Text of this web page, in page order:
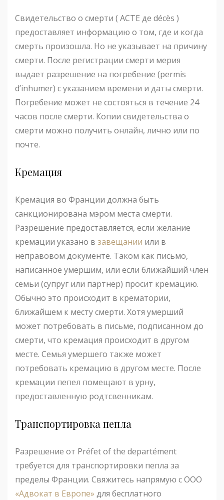
Свидетельство о смерти ( ACTE де décès )
предоставляет информацию о том, где и когда
смерть произошла. Но не указывает на причину
смерти. После регистрации смерти мерия
выдает разрешение на погребение (permis
d’inhumer) с указанием времени и даты смерти.
Погребение может не состояться в течение 24
часов после смерти. Копии свидетельства о
смерти можно получить онлайн, лично или по
почте.
Кремация
Кремация во Франции должна быть
санкционирована мэром места смерти.
Разрешение предоставляется, если желание
кремации указано в завещании или в
неправовом документе. Таком как письмо,
написанное умершим, или если ближайший член
семьи (супруг или партнер) просит кремацию.
Обычно это происходит в крематории,
ближайшем к месту смерти. Хотя умерший
может потребовать в письме, подписанном до
смерти, что кремация происходит в другом
месте. Семья умершего также может
потребовать кремацию в другом месте. После
кремации пепел помещают в урну,
предоставленную родтсвенникам.
Транспортировка пепла
Разрешение от Préfet of the departément
требуется для транспортировки пепла за
пределы Франции. Свяжитесь напрямую с ООО
«Адвокат в Европе» для бесплатного